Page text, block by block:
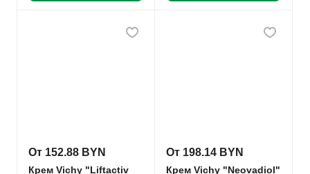
От 152.88 BYN
Крем Vichy "Liftactiv
От 198.14 BYN
Крем Vichy "Neovadiol"